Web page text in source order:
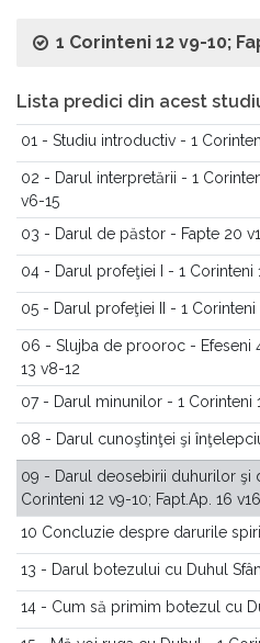
1 Corinteni 12 v9-10;
Lista predici din acest
01 - Studiu introductiv - 1
02 - Darul interpretării - 1
v6-15
03 - Darul de păstor - Fapte 20
04 - Darul profeţiei I - 1 Corinteni
05 - Darul profeţiei II - 1 Corinteni
06 - Slujba de prooroc - Efeseni
13 v8-12
07 - Darul minunilor - 1 Corinteni
08 - Darul cunoştinţei şi
09 - Darul deosebirii duhurilor şi
Corinteni 12 v9-10; Fapt.Ap. 16
10 Concluzie despre darurile
13 - Darul botezului cu Duhul
14 - Cum să primim botezul cu